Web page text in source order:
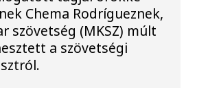
Chema Rodrígueznek,
szövetség (MKSZ) múlt
a szövetségi